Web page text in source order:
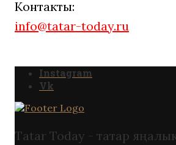
Контакты:
info@tatar-today.ru
Instagram
Vk
Tatar Today - татар